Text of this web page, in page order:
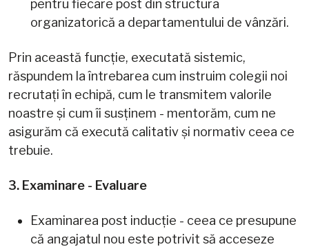
pentru fiecare post din structura
organizatorică a departamentului de vânzări.
Prin această funcție, executată sistemic,
răspundem la întrebarea cum instruim colegii noi
recrutați în echipă, cum le transmitem valorile
noastre și cum îi susținem - mentorăm, cum ne
asigurăm că execută calitativ și normativ ceea ce
trebuie.
3. Examinare - Evaluare
Examinarea post inducție - ceea ce presupune
că angajatul nou este potrivit să acceseze